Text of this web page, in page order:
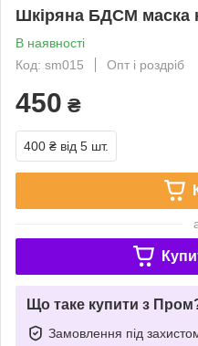
Шкіряна БДСМ маска
В наявності
Код: sm015
Опт і роздріб
450 ₴
400 ₴ від 5 шт.
Що таке купити з
Замовлення під